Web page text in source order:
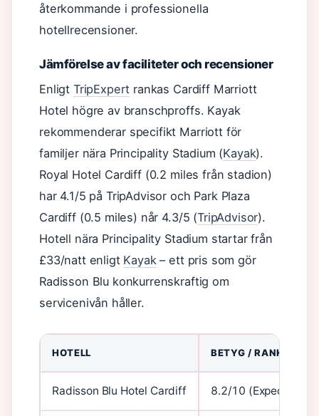
återkommande i professionella
hotellrecensioner.
Jämförelse av faciliteter och recensioner
Enligt TripExpert rankas Cardiff Marriott
Hotel högre av branschproffs. Kayak
rekommenderar specifikt Marriott för
familjer nära Principality Stadium (Kayak).
Royal Hotel Cardiff (0.2 miles från stadion)
har 4.1/5 på TripAdvisor och Park Plaza
Cardiff (0.5 miles) når 4.3/5 (TripAdvisor).
Hotell nära Principality Stadium startar från
£33/natt enligt Kayak– ett pris som gör
Radisson Blu konkurrenskraftig om
servicenivån håller.
HOTELL BETYG / RANKING
Radisson Blu Hotel Cardiff 8.2/10 (Expedia),